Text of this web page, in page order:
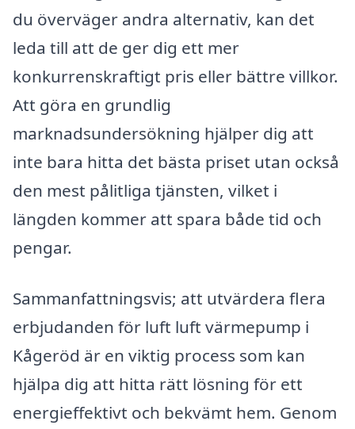
du överväger andra alternativ, kan det
leda till att de ger dig ett mer
konkurrenskraftigt pris eller bättre villkor.
Att göra en grundlig
marknadsundersökning hjälper dig att
inte bara hitta det bästa priset utan också
den mest pålitliga tjänsten, vilket i
längden kommer att spara både tid och
pengar.
Sammanfattningsvis; att utvärdera flera
erbjudanden för luft luft värmepump i
Kågeröd är en viktig process som kan
hjälpa dig att hitta rätt lösning för ett
energieffektivt och bekvämt hem. Genom